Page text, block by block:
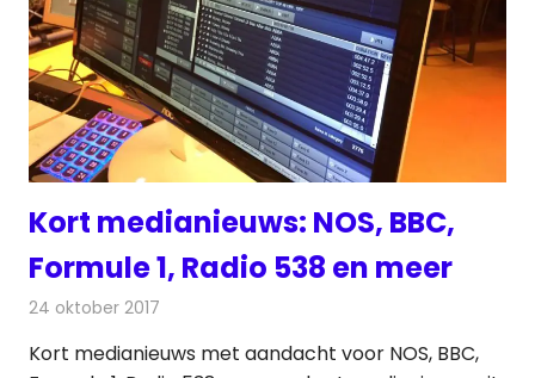
Kort medianieuws: NOS, BBC,
Formule 1, Radio 538 en meer
24 oktober 2017
Kort medianieuws met aandacht voor NOS, BBC,